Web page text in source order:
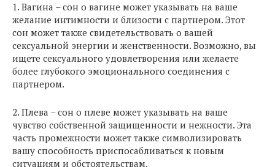
1. Вагина – сон о вагине может указывать на ваше
желание интимности и близости с партнером. Этот
сон может также свидетельствовать о вашей
сексуальной энергии и женственности. Возможно, вы
ищете сексуального удовлетворения или желаете
более глубокого эмоционального соединения с
партнером.
2. Плева – сон о плеве может указывать на ваше
чувство собственной защищенности и нежности. Эта
часть промежности может также символизировать
вашу способность приспосабливаться к новым
ситуациям и обстоятельствам.